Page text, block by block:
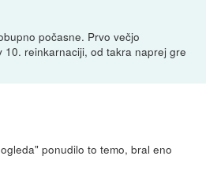
počasne. Prvo večjo
10. reinkarnaciji, od takra naprej gre
ponudilo to temo, bral eno